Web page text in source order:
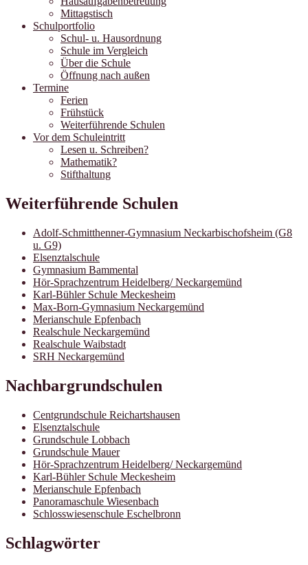
Mittagstisch
Schulportfolio
Schul- u. Hausordnung
Schule im Vergleich
Über die Schule
Öffnung nach außen
Termine
Ferien
Frühstück
Weiterführende Schulen
Vor dem Schuleintritt
Lesen u. Schreiben?
Mathematik?
Stifthaltung
Weiterführende Schulen
Adolf-Schmitthenner-Gymnasium Neckarbischofsheim (G8
u. G9)
Elsenztalschule
Gymnasium Bammental
Hör-Sprachzentrum Heidelberg/ Neckargemünd
Karl-Bühler Schule Meckesheim
Max-Born-Gymnasium Neckargemünd
Merianschule Epfenbach
Realschule Neckargemünd
Realschule Waibstadt
SRH Neckargemünd
Nachbargrundschulen
Centgrundschule Reichartshausen
Elsenztalschule
Grundschule Lobbach
Grundschule Mauer
Hör-Sprachzentrum Heidelberg/ Neckargemünd
Karl-Bühler Schule Meckesheim
Merianschule Epfenbach
Panoramaschule Wiesenbach
Schlosswiesenschule Eschelbronn
Schlagwörter